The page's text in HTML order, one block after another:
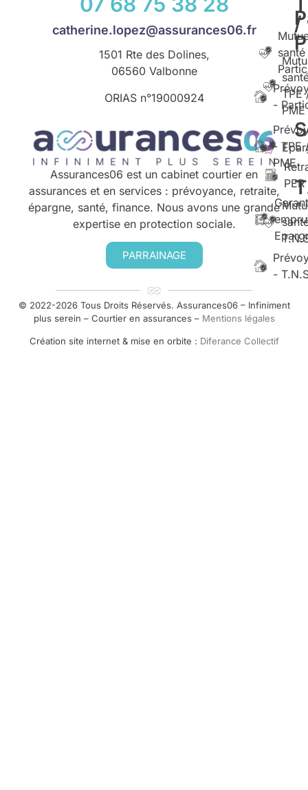
catherine.lopez@assurances06.fr
1501 Rte des Dolines,
06560 Valbonne
ORIAS n°19000924
Assurances06 est un cabinet courtier en
assurances et en services : prévoyance, retraite,
épargne, santé, finance. Nous avons une grande
expertise en protection sociale.
PARRAINAGE
/
TPE
PME
- TPE
PME
-
-
PER
© 2022-2026 Tous Droits Réservés. Assurances06 – Infiniment
plus serein – Courtier en assurances – Mentions légales
Création site internet & mise en orbite : Diferance Collectif